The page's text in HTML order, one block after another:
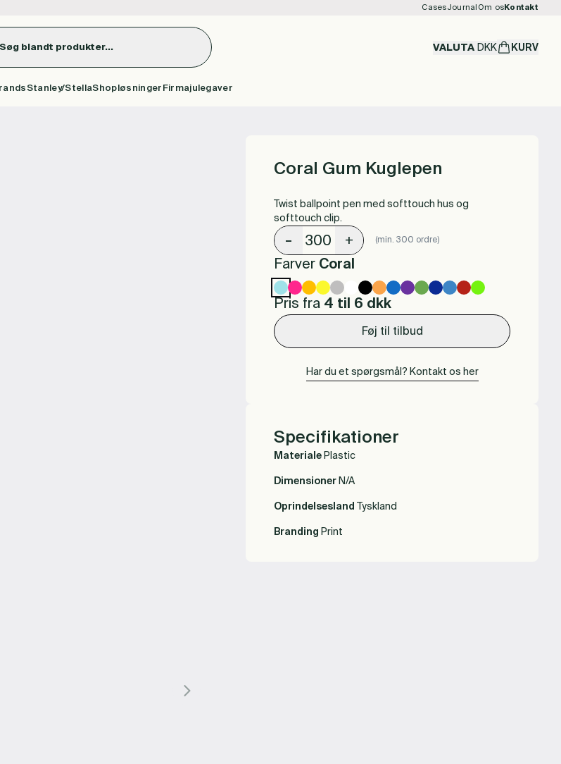
CasesJournal Om osKontakt
Søg blandt produkter... VALUTA DKK KURV
Stanley/StellaShopløsninger Firmajulegaver
Coral Gum Kuglepen
Twist ballpoint pen med softtouch hus og
softtouch clip.
- + (min. 300 ordre)
Farver Coral
Pris fra 4 til 6 dkk
Føj til tilbud
Har du et spørgsmål? Kontakt os her
Specifikationer
Materiale Plastic
Dimensioner N/A
Oprindelsesland Tyskland
Branding Print